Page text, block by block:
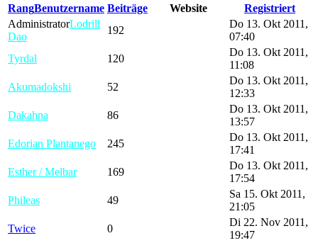
RangBenutzername Beiträge Website
Registriert
AdministratorLodrill
Dao
192
Do 13. Okt 2011,
07:40
Tyrdal
120
Do 13. Okt 2011,
11:08
Akumadokshi
52
Do 13. Okt 2011,
12:33
Dakahna
86
Do 13. Okt 2011,
13:57
Edorian Plantanego
245
Do 13. Okt 2011,
17:41
Esther / Melbar
169
Do 13. Okt 2011,
17:54
Phileas
49
Sa 15. Okt 2011,
21:05
Twice
0
Di 22. Nov 2011,
19:47